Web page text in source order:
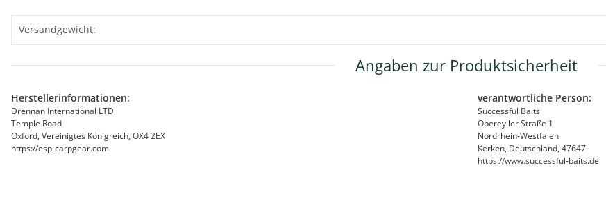
Produkteigenschaft
Wert
Versandgewicht:
Angaben zur Produktsicherheit
Herstellerinformationen:
Drennan International LTD
Temple Road
Oxford, Vereinigtes Königreich, OX4 2EX
https://esp-carpgear.com
verantwortliche Person:
Successful Baits
Obereyller Straße 1
Nordrhein-Westfalen
Kerken, Deutschland, 47647
https://www.successful-baits.de